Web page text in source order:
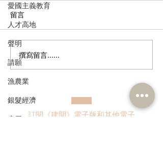
愛國主義教育
人才高地
聲明
請願
漁農業
銀髮經濟
房屋
姚銘回應洪水橋片區接兩
標書
留言
撰寫留言......
訂閱《建聞》電子版和其他電子